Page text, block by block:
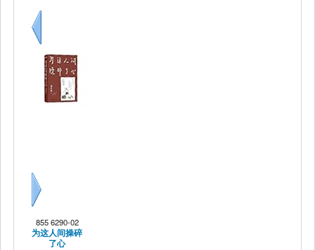
855 6290-02
为这人间操碎
了心